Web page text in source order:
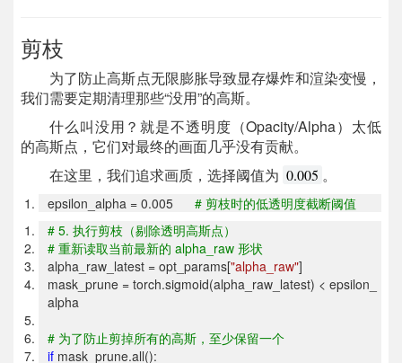
剪枝
为了防止高斯点无限膨胀导致显存爆炸和渲染变慢，
我们需要定期清理那些“没用”的高斯。
什么叫没用？就是不透明度（Opacity/Alpha）太低
的高斯点，它们对最终的画面几乎没有贡献。
在这里，我们追求画质，选择阈值为 0.005 。
epsilon_alpha = 0.005 # 剪枝时的低透明度截断阈值
# 5. 执行剪枝（剔除透明高斯点）
# 重新读取当前最新的 alpha_raw 形状
alpha_raw_latest = opt_params["alpha_raw"]
mask_prune = torch.sigmoid(alpha_raw_latest) < epsilon_
alpha
# 为了防止剪掉所有的高斯，至少保留一个
if mask_prune.all():